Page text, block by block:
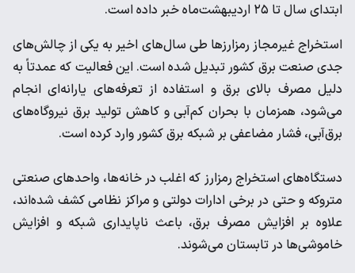
ابتدای سال تا ۲۵ اردیبهشت‌ماه خبر داده است.
استخراج غیرمجاز رمزارزها طی سال‌های اخیر به یکی از چالش‌های
جدی صنعت برق کشور تبدیل شده است. این فعالیت که عمدتاً به
دلیل مصرف بالای برق و استفاده از تعرفه‌های یارانه‌ای انجام
می‌شود، همزمان با بحران کم‌آبی و کاهش تولید برق نیروگاه‌های
برق‌آبی، فشار مضاعفی بر شبکه برق کشور وارد کرده است.
دستگاه‌های استخراج رمزارز که اغلب در خانه‌ها، واحدهای صنعتی
متروکه و حتی در برخی ادارات دولتی و مراکز نظامی کشف شده‌اند،
علاوه بر افزایش مصرف برق، باعث ناپایداری شبکه و افزایش
خاموشی‌ها در تابستان می‌شوند.